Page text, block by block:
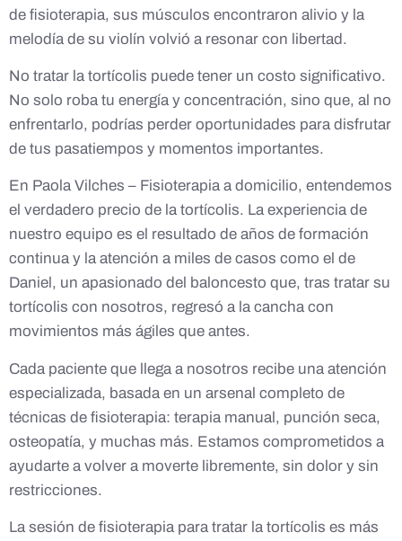
de fisioterapia, sus músculos encontraron alivio y la
melodía de su violín volvió a resonar con libertad.
No tratar la tortícolis puede tener un costo significativo.
No solo roba tu energía y concentración, sino que, al no
enfrentarlo, podrías perder oportunidades para disfrutar
de tus pasatiempos y momentos importantes.
En Paola Vilches – Fisioterapia a domicilio, entendemos
el verdadero precio de la tortícolis. La experiencia de
nuestro equipo es el resultado de años de formación
continua y la atención a miles de casos como el de
Daniel, un apasionado del baloncesto que, tras tratar su
tortícolis con nosotros, regresó a la cancha con
movimientos más ágiles que antes.
Cada paciente que llega a nosotros recibe una atención
especializada, basada en un arsenal completo de
técnicas de fisioterapia: terapia manual, punción seca,
osteopatía, y muchas más. Estamos comprometidos a
ayudarte a volver a moverte libremente, sin dolor y sin
restricciones.
La sesión de fisioterapia para tratar la tortícolis es más